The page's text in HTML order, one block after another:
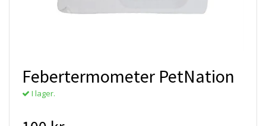
Febertermometer PetNation
I lager.